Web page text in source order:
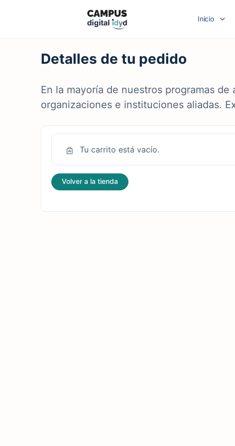
Inicio
Detalles de tu pedido
En la mayoría de nuestros programas
organizaciones e instituciones aliadas.
Tu carrito está vacío.
Volver a la tienda